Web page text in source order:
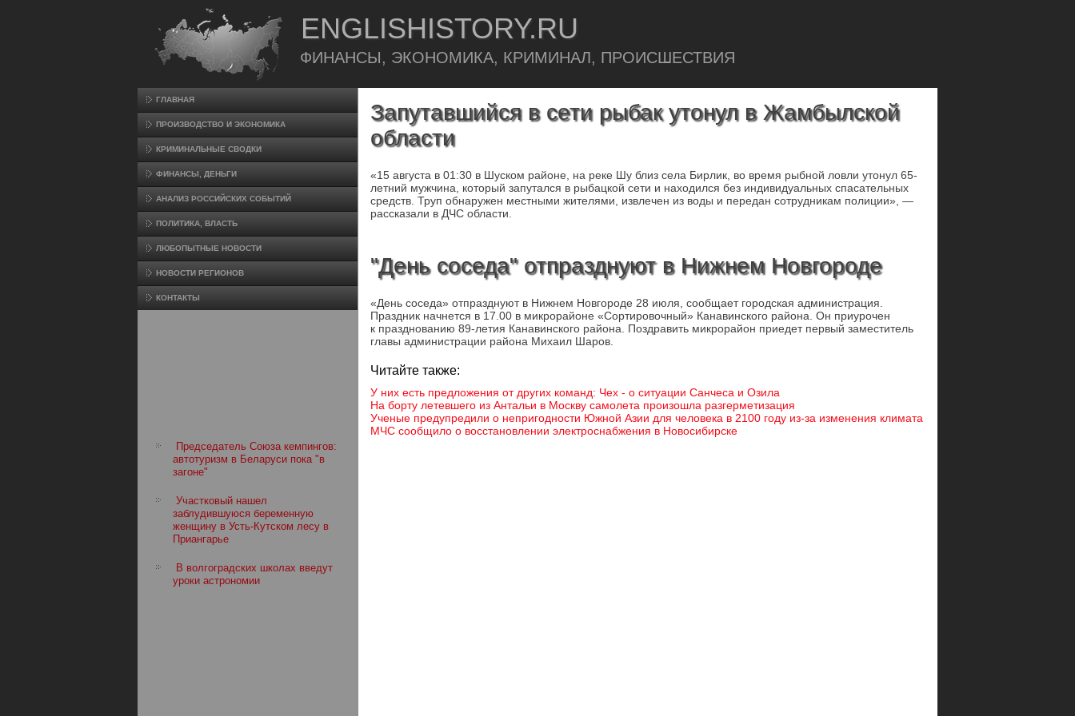
ENGLISHISTORY.RU
ФИНАНСЫ, ЭКОНОМИКА, КРИМИНАЛ, ПРОИСШЕСТВИЯ
ГЛАВНАЯ
ПРОИЗВΟДСТВО И ЭКОНОМИКА
КРИМИНАЛЬНЫЕ СВОДКИ
ФИНАНСЫ, ДЕНЬГИ
АНАЛИЗ РОССИЙСКИХ СОБЫТИЙ
ПОЛИТИКА, ВЛАСТЬ
ЛЮБОПЫТНЫЕ НОВОСТИ
НОВОСТИ РЕГИОНОВ
КОНТАКТЫ
Председатель Союза кемпингов:
автотуризм в Беларуси пока "в
загоне"
Участковый нашел
заблудившуюся беременную
женщину в Усть-Кутском лесу в
Приангарье
В волгоградских школах введут
уроки астрономии
Запутавшийся в сети рыбак утонул в Жамбылской
области
«15 августа в 01:30 в Шуском районе, на реке Шу близ села Бирлик, во время рыбной ловли утонул 65-
летний мужчина, который запутался в рыбацкой сети и находился без индивидуальных спасательных
средств. Труп обнаружен местными жителями, извлечен из воды и передан сотрудникам полиции», —
рассказали в ДЧС области.
"День соседа" отпразднуют в Нижнем Новгороде
«День соседа» отпразднуют в Нижнем Новгороде 28 июля, сообщает городская администрация.
Праздник начнется в 17.00 в микрорайоне «Сортировочный» Канавинского района. Он приурочен
к празднованию 89-летия Канавинского района. Поздравить микрорайон приедет первый заместитель
главы администрации района Михаил Шаров.
Читайте также:
У них есть предложения от других команд: Чех - о ситуации Санчеса и Озила
На борту летевшего из Антальи в Москву самолета произошла разгерметизация
Ученые предупредили о непригодности Южной Азии для человека в 2100 году из-за изменения климата
МЧС сообщило о восстановлении электроснабжения в Новосибирске